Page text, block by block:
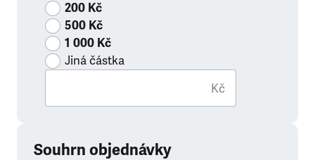
200 Kč
500 Kč
1 000 Kč
Jiná částka
Kč
Souhrn objednávky